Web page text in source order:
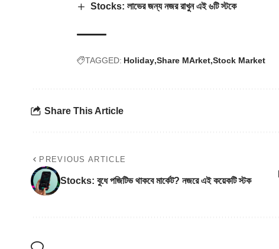
Stocks: লাভের জন্য নজর রাখুন এই ৬টি স্টকে
TAGGED: Holiday Share MArket Stock Market
Share This Article
PREVIOUS ARTICLE
Stocks: বুধে পজিটিভ থাকবে মার্কেট? নজরে এই কয়েকটি স্টক